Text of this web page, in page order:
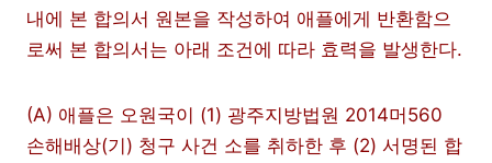
내에 본 합의서 원본을 작성하여 애플에게 반환함으
로써 본 합의서는 아래 조건에 따라 효력을 발생한다.
(A) 애플은 오원국이 (1) 광주지방법원 2014머560
손해배상(기) 청구 사건 소를 취하한 후 (2) 서명된 합